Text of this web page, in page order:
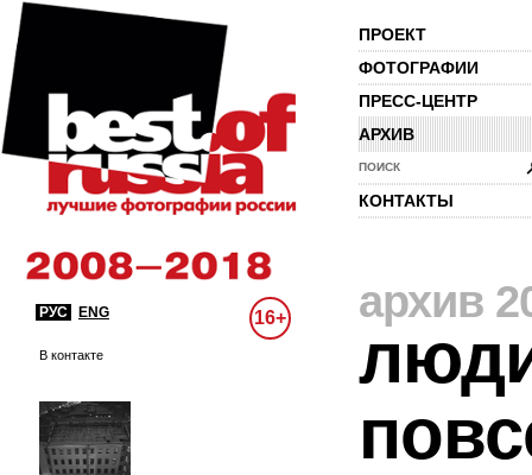
ПРОЕКТ
ФОТОГРАФИИ
ПРЕСС-ЦЕНТР
АРХИВ
ПОИСК
КОНТАКТЫ
РУС ENG 16+
В контакте
архив